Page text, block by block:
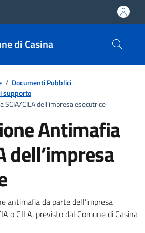
di Casina
/ Documenti Pubblici
supporto
CILA dell’impresa esecutrice
Antimafia
dell’impresa
antimafia da parte dell’impresa
o CILA, previsto dal Comune di Casina